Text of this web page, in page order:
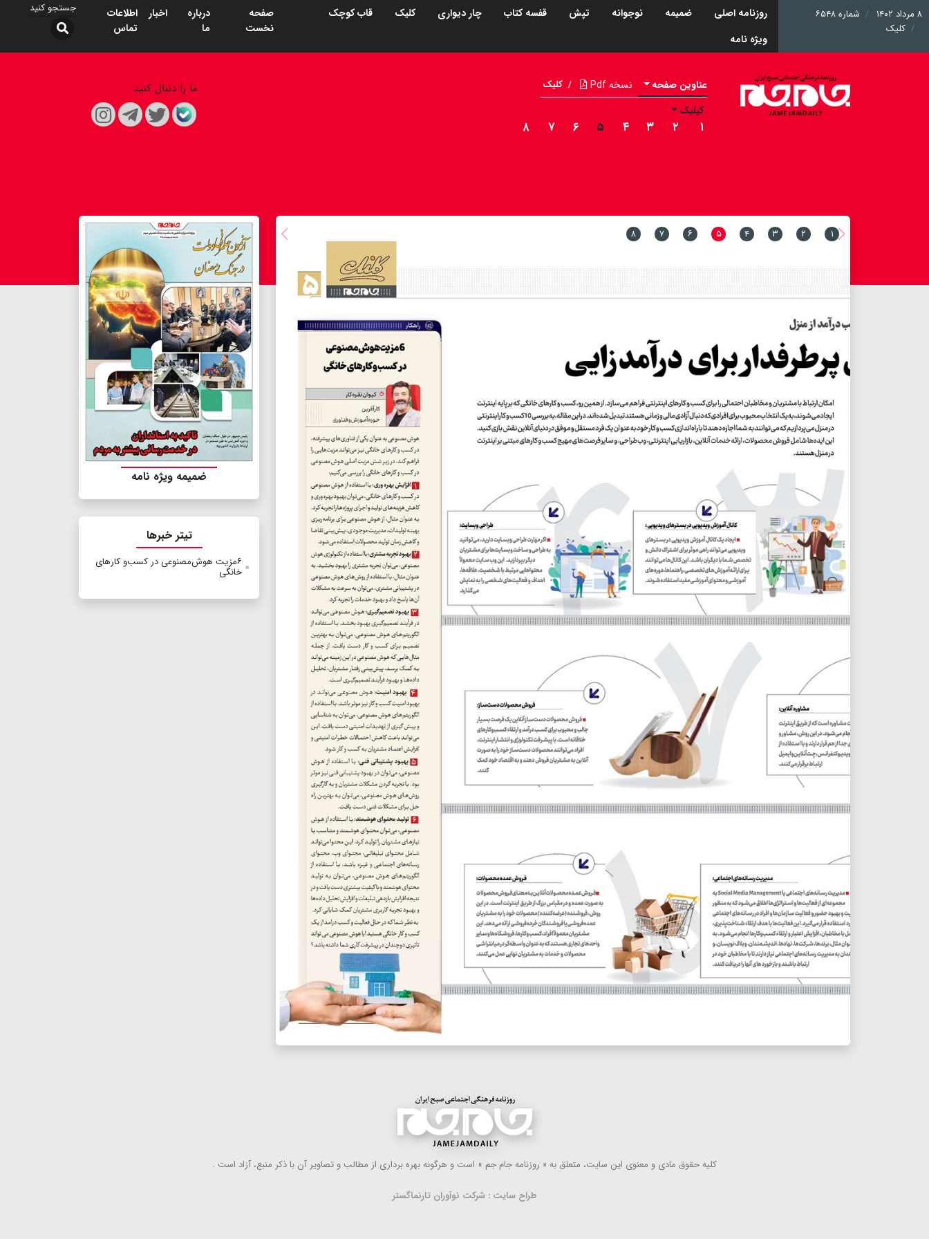
۸ مرداد ۱۴۰۲
شماره ۶۵۴۸
کلیک
روزنامه اصلی ضمیمه نوجوانه تپش قفسه کتاب چار دیواری کلیک
قاب کوچک
ویژه نامه
صفحه
نخست
درباره
ما
اخبار
اطلاعات
تماس
عناوین صفحه نسخه Pdf / کلیک
کیلیک
۱ ۲ ۳ ۴ ۵ ۶ ۷ ۸
ما را دنبال کنید
۱ ۲ ۳ ۴ ۵ ۶ ۷ ۸
ضمیمه ویژه نامه
تیتر خبرها
۶مزیت هوش‌مصنوعی‌ در کسب‌و کارهای
خانگی
كلیه حقوق مادی و معنوی این سایت، متعلق به « روزنامه جام جم » است و هرگونه بهره ‌برداری از مطالب و تصاویر آن با ذكر منبع، آزاد است .
طراح سایت : شرکت نوآوران تارنماگستر